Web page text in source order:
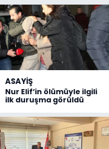
ASAYİŞ
Nur Elif’in ölümüyle ilgili
ilk duruşma görüldü